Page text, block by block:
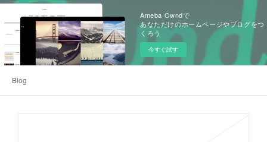
Ameba Owndで
あなただけのホームページやブログをつ
くろう
今すぐ試す
Blog